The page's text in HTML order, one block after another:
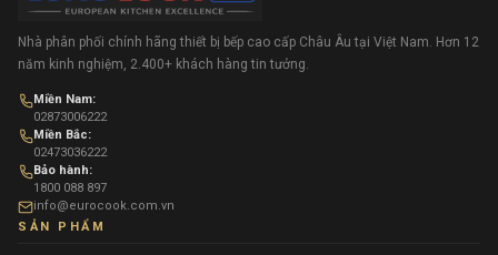
Nhà phân phối chính hãng thiết bị bếp cao cấp Châu Âu tại Việt Nam. Hơn 12
năm kinh nghiệm, 2.400+ khách hàng tin tưởng.
Miền Nam:
02873006222
Miền Bắc:
02473036222
Bảo hành:
1800 088 897
info@eurocook.com.vn
SẢN PHẨM